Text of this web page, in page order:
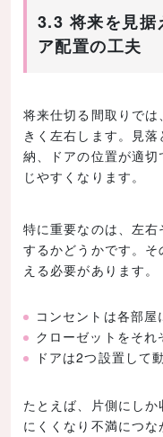
3.3 将来を見据
ア配置の工夫
将来仕切る間取りで
きく左右します。見
納、ドアの位置が適
じやすくなります。
特に重要なのは、左
するかどうかです。
える必要があります。
コンセントは各部屋
クローゼットをそれ
ドアは2つ設置して
たとえば、片側にし
にくくなり不満につ